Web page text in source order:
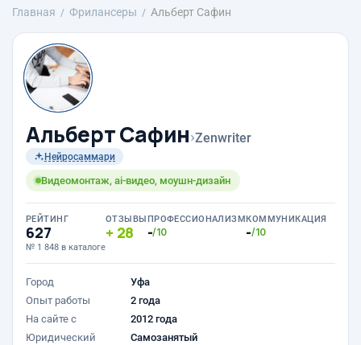
Главная Фрилансеры Альберт Сафин
Альберт Сафин›Zenwriter
Нейросаммари
Видеомонтаж, ai-видео, моушн-дизайн
РЕЙТИНГ
627
№ 1 848 в каталоге
ОТЗЫВЫ
28
ПРОФЕССИОНАЛИЗМ
-/10
КОММУНИКАЦИЯ
-/10
Город
Уфа
Опыт работы
2 года
На сайте с
2012 года
Юридический
Самозанятый